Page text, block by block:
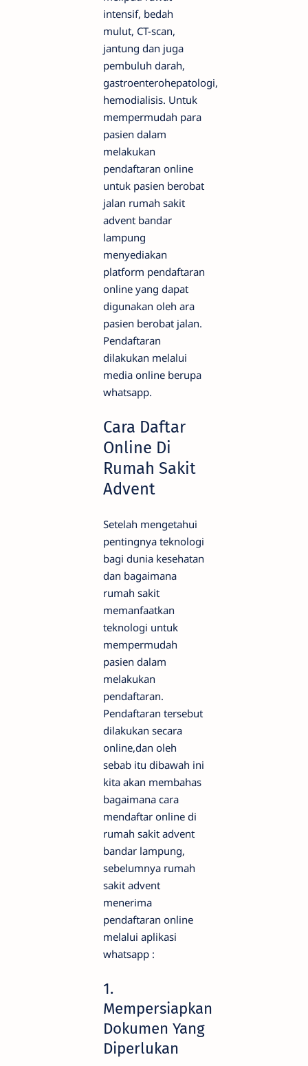
intensif, bedah
mulut, CT-scan,
jantung dan juga
pembuluh darah,
gastroenterohepatologi,
hemodialisis. Untuk
mempermudah para
pasien dalam
melakukan
pendaftaran online
untuk pasien berobat
jalan rumah sakit
advent bandar
lampung
menyediakan
platform pendaftaran
online yang dapat
digunakan oleh ara
pasien berobat jalan.
Pendaftaran
dilakukan melalui
media online berupa
whatsapp.
Cara Daftar
Online Di
Rumah Sakit
Advent
Setelah mengetahui
pentingnya teknologi
bagi dunia kesehatan
dan bagaimana
rumah sakit
memanfaatkan
teknologi untuk
mempermudah
pasien dalam
melakukan
pendaftaran.
Pendaftaran tersebut
dilakukan secara
online,dan oleh
sebab itu dibawah ini
kita akan membahas
bagaimana cara
mendaftar online di
rumah sakit advent
bandar lampung,
sebelumnya rumah
sakit advent
menerima
pendaftaran online
melalui aplikasi
whatsapp :
1.
Mempersiapkan
Dokumen Yang
Diperlukan